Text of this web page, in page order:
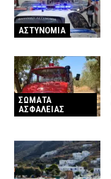
ΑΣΤΥΝΟΜΙΑ
ΣΩΜΑΤΑ
ΑΣΦΑΛΕΙΑΣ